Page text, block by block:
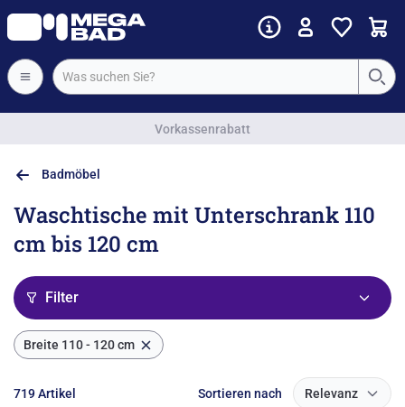
Vorkassenrabatt
Badmöbel
Waschtische mit Unterschrank 110
cm bis 120 cm
Filter
Breite 110 - 120cm
719 Artikel Sortieren nach Relevanz